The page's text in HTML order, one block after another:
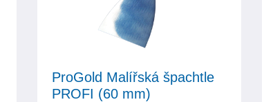
ProGold Malířská špachtle
PROFI (60 mm)